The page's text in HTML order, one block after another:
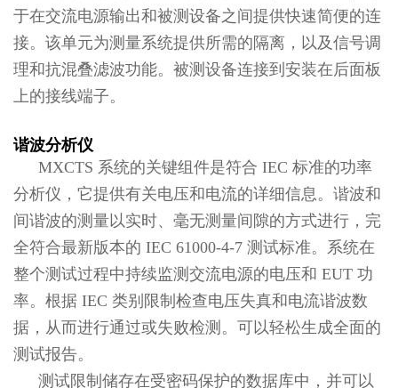
于在交流电源输出和被测设备之间提供快速简便的连
接。该单元为测量系统提供所需的隔离，以及信号调
理和抗混叠滤波功能。被测设备连接到安装在后面板
上的接线端子。
谐波分析仪
MXCTS 系统的关键组件是符合 IEC 标准的功率
分析仪，它提供有关电压和电流的详细信息。谐波和
间谐波的测量以实时、毫无测量间隙的方式进行，完
全符合最新版本的 IEC 61000-4-7 测试标准。系统在
整个测试过程中持续监测交流电源的电压和 EUT 功
率。根据 IEC 类别限制检查电压失真和电流谐波数
据，从而进行通过或失败检测。可以轻松生成全面的
测试报告。
测试限制储存在受密码保护的数据库中，并可以